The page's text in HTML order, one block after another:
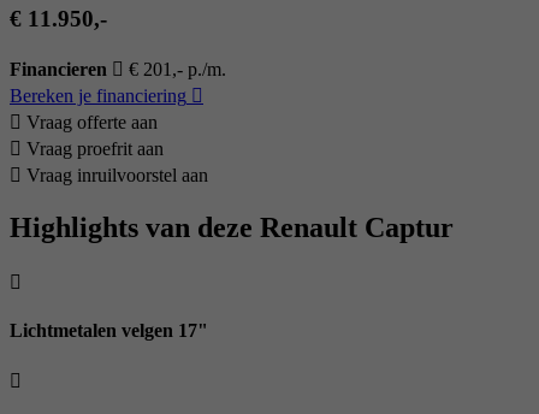
€ 11.950,-
Financieren
€ 201,- p./m.
Bereken je financiering
Vraag offerte aan
Vraag proefrit aan
Vraag inruilvoorstel aan
Highlights van deze Renault Captur
Lichtmetalen velgen 17"